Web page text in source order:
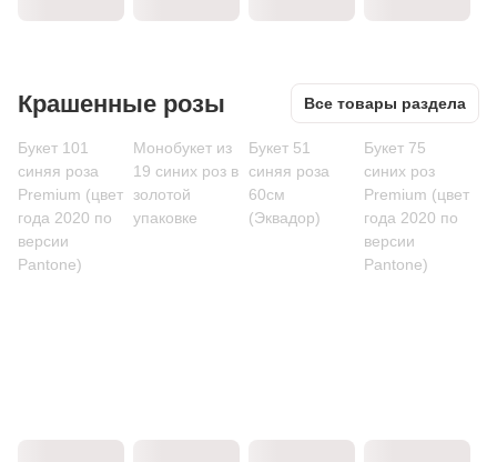
Крашенные розы Все товары раздела
Букет 101
синяя роза
Premium (цвет
года 2020 по
версии
Pantone)
Монобукет из
19 синих роз в
золотой
упаковке
Букет 51
синяя роза
60см
(Эквадор)
Букет 75
синих роз
Premium (цвет
года 2020 по
версии
Pantone)